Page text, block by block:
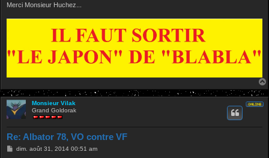
Merci Monsieur Huchez...
Monsieur Vilak
Grand Goldorak
Re: Albator 78, VO contre VF
Mdim. août 31, 2014 00:51 am